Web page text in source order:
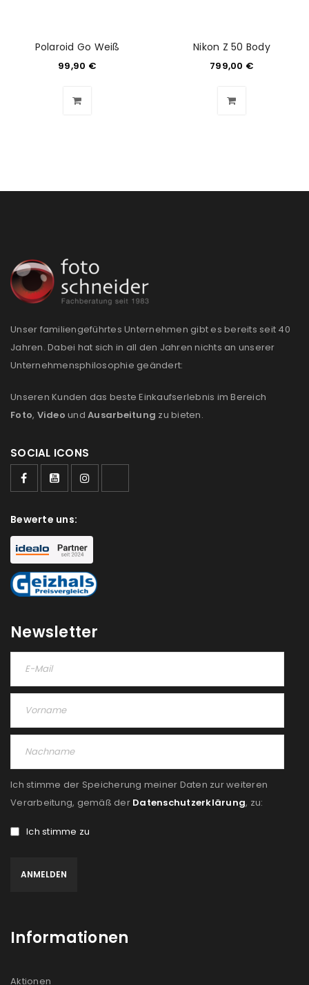
Polaroid Go Weiß
99,90 €
Nikon Z 50 Body
799,00 €
Unser familiengeführtes Unternehmen gibt es bereits seit 40
Jahren. Dabei hat sich in all den Jahren nichts an unserer
Unternehmensphilosophie geändert:
Unseren Kunden das beste Einkaufserlebnis im Bereich
Foto, Video und Ausarbeitung zu bieten.
SOCIAL ICONS
Bewerte uns:
Newsletter
Ich stimme der Speicherung meiner Daten zur weiteren
Verarbeitung, gemäß der Datenschutzerklärung, zu:
Ich stimme zu
Informationen
Aktionen